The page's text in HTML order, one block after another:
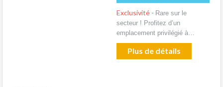
Exclusivité - Rare sur le
secteur ! Profitez d’un
emplacement privilégié à…
Plus de détails